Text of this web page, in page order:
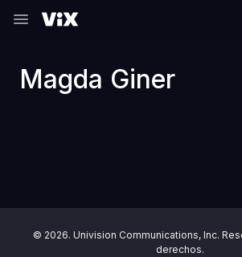
Magda Giner
© 2026. Univision Communications, Inc.
derechos.